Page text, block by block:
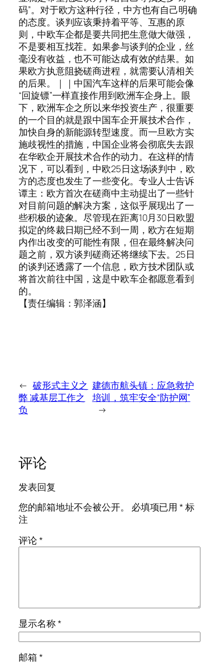
码”。对于欧方这种行径，中方也有自己明确
的态度。谈判应该秉持着平等、互惠的原
则，中欧车企都是要共同把生意做大做强，
不是要相互找茬。如果参与谈判的企业，丝
毫没有收益，也不可能达成有效的结果。如
果欧方执意阻挠磋商进程，就需要认清相关
的后果。｜｜中国汽车这样的后果可能会像
“回旋镖”一样直接作用到欧洲车企身上。眼
下，欧洲车企之所以来华投资生产，很重要
的一个目的就是跟中国车企开展技术合作，
加快自身的新能源转型速度。而一旦欧方实
施歧视性的措施，中国企业将会彻底失去跟
在华欧企开展技术合作的动力。在这样的情
况下，可以看到，中欧25日这场谈判中，欧
方的态度也发生了一些变化。专业人士告诉
谭主：欧方首次在磋商中主动提出了一些针
对目前问题的解决方案，这似乎展现出了一
些积极的迹象。尽管现在距离10月30日欧盟
拟定的终裁日期已经不到一周，欧方在短期
内作出改变的可能性有限，但在最终解决问
题之前，双方谈判磋商还将继续下去。25日
的谈判还透露了一个信息，欧方技术团队或
将首次前往中国，这是中欧车企都愿意看到
的。
【责任编辑：郭泽涵】
← 破形式主义之
弊 减基层工作之
负
建德市航头镇：应急救护
培训，筑牢安全“防护网”
→
评论
发表回复
您的邮箱地址不会被公开。
必填项已用*标
注
评论*
显示名称*
邮箱*